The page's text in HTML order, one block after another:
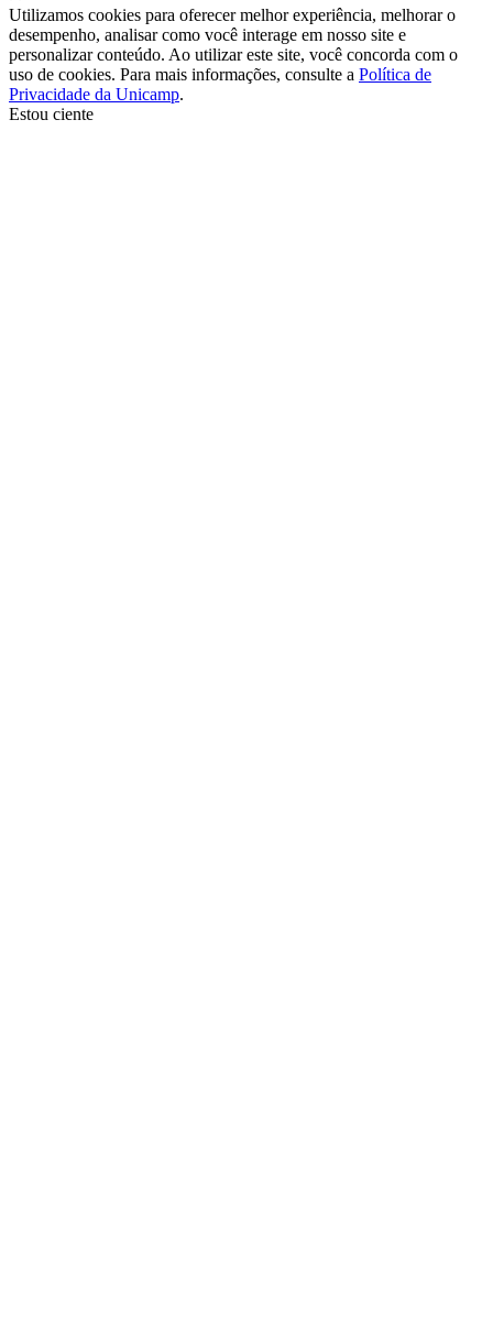
Utilizamos cookies para oferecer melhor experiência, melhorar o
desempenho, analisar como você interage em nosso site e
personalizar conteúdo. Ao utilizar este site, você concorda com o
uso de cookies. Para mais informações, consulte a Política de
Privacidade da Unicamp.
Estou ciente